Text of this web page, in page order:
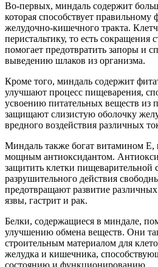
Во-первых, миндаль содержит
которая способствует
желудочно-кишечного тракта.
перистальтику, то есть сокращения
помогает предотвратить запоры и
выведению шлаков из организма.
Кроме того, миндаль содержит
улучшают процесс пищеварения,
усвоению питательных веществ
защищают слизистую оболочку
вредного воздействия различных
Миндаль также богат витамином Е,
мощным антиоксидантом.
защитить клетки пищеварительной
разрушительного действия
предотвращают развитие
язвы, гастрит и рак.
Белки, содержащиеся в миндале,
улучшению обмена веществ. Они
строительным материалом для
желудка и кишечника,